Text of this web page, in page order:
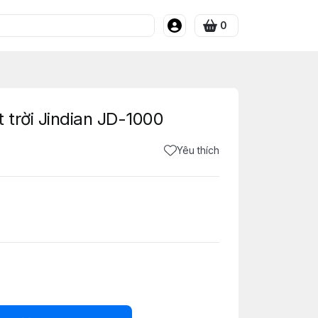
0
Jindian JD-1000
Yêu thích